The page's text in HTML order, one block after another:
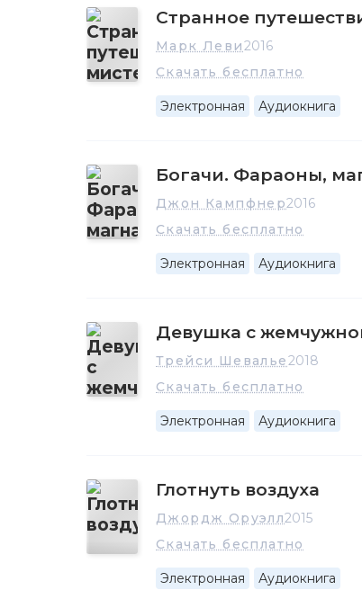
Странное
Марк Леви2016
Скачать бесплатно
Электронная Аудиокнига
Богачи. Фараоны,
Джон Кампфнер2016
Скачать бесплатно
Электронная Аудиокнига
Девушка с
Трейси Шевалье2018
Скачать бесплатно
Электронная Аудиокнига
Глотнуть воздуха
Джордж Оруэлл2015
Скачать бесплатно
Электронная Аудиокнига